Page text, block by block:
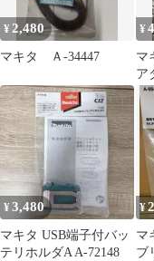
¥ 2,480
マキタ Ａ-34447
¥
マ
ア
回
¥3,480
マキタ USB端子付バッ
テリホルダA A-72148
¥
マ
ブ